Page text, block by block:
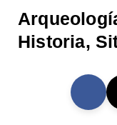
Historia,